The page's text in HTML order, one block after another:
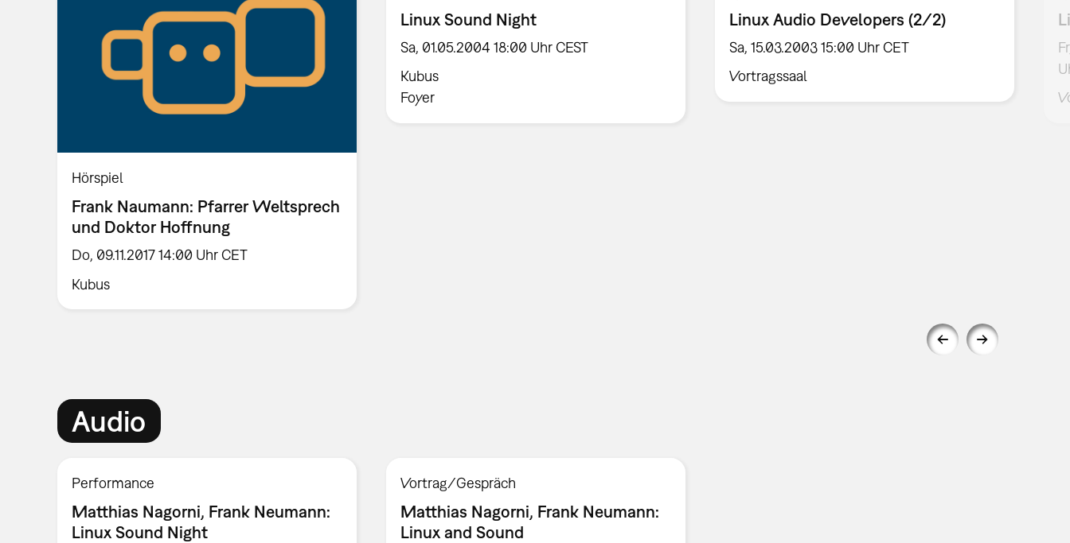
Hörspiel
Frank Naumann: Pfarrer Weltsprech
und Doktor Hoffnung
Do, 09.11.2017 14:00 Uhr CET
Kubus
Linux Sound Night
Sa, 01.05.2004 18:00 Uhr CEST
Kubus
Foyer
Linux Audio Developers (2/2)
Sa, 15.03.2003 15:00 Uhr CET
Vortragssaal
Audio
Performance
Matthias Nagorni, Frank Neumann:
Linux Sound Night
Vortrag/Gespräch
Matthias Nagorni, Frank Neumann:
Linux and Sound